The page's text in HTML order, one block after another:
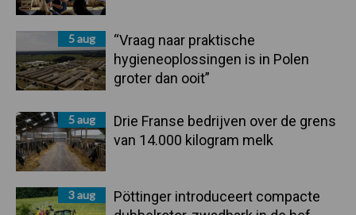
5 aug
“Vraag naar praktische
hygieneoplossingen is in Polen
groter dan ooit”
5 aug
Drie Franse bedrijven over de grens
van 14.000 kilogram melk
3 aug
Pöttinger introduceert compacte